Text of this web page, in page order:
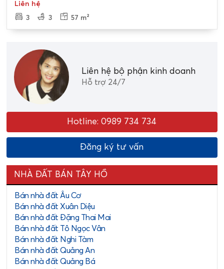
Liên hệ
3
3 57 m²
Liên hệ bộ phận kinh doanh
Hỗ trợ 24/7
Hotline: 0989 734 734
Đăng ký tư vấn
NHÀ ĐẤT BÁN TÂY HỒ
Bán nhà đất Âu Cơ
Bán nhà đất Xuân Diệu
Bán nhà đất Đặng Thai Mai
Bán nhà đất Tô Ngọc Vân
Bán nhà đất Nghi Tàm
Bán nhà đất Quảng An
Bán nhà đất Quảng Bá